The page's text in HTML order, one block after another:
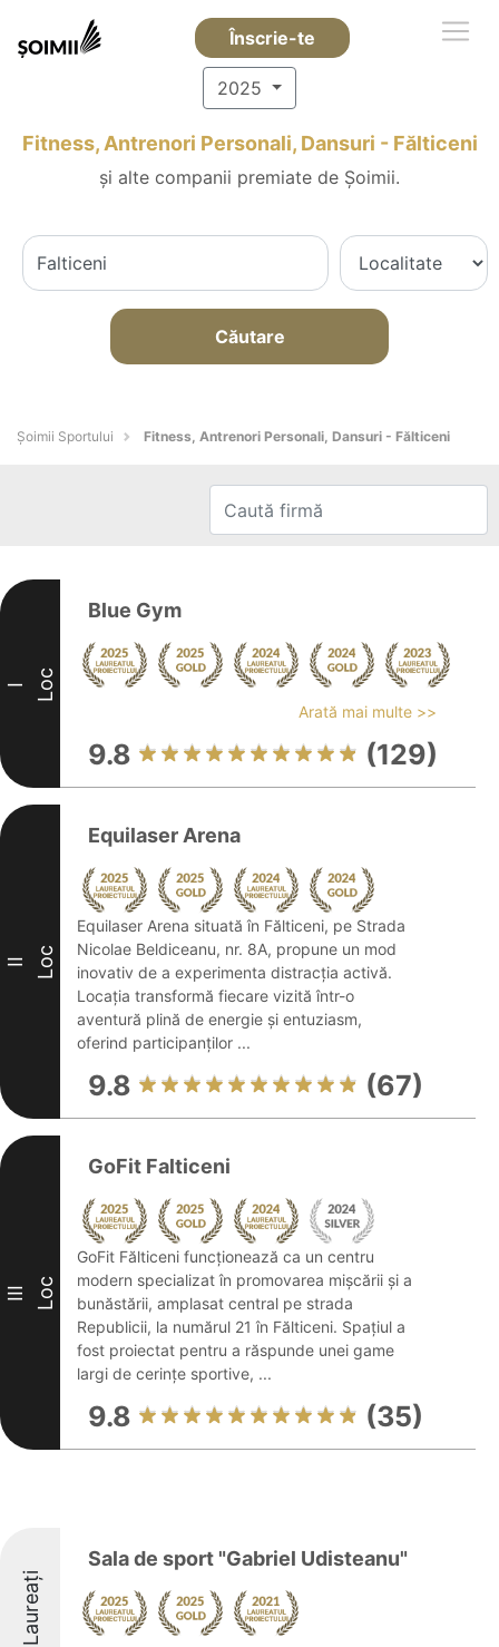
Înscrie-te
2025
Fitness, Antrenori Personali, Dansuri - Fălticeni
și alte companii premiate de Șoimii.
Căutare
Șoimii Sportului Fitness, Antrenori Personali, Dansuri - Fălticeni
I Loc
Blue Gym
Arată mai multe >>
9.8 (129)
II Loc
Equilaser Arena
Equilaser Arena situată în Fălticeni, pe Strada
Nicolae Beldiceanu, nr. 8A, propune un mod
inovativ de a experimenta distracția activă.
Locația transformă fiecare vizită într-o
aventură plină de energie și entuziasm,
oferind participanților ...
9.8 (67)
III Loc
GoFit Falticeni
GoFit Fălticeni funcționează ca un centru
modern specializat în promovarea mișcării și a
bunăstării, amplasat central pe strada
Republicii, la numărul 21 în Fălticeni. Spațiul a
fost proiectat pentru a răspunde unei game
largi de cerințe sportive, ...
9.8 (35)
Laureați
Sala de sport "Gabriel Udisteanu"